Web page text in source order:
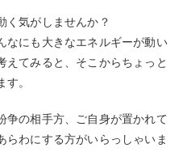
く気がしませんか？
なにも大きなエネルギーが動い
えてみると、そこからちょっと
。
争の相手方、ご自身が置かれて
らわにする方がいらっしゃいま